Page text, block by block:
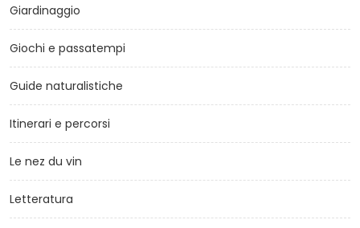
Giardinaggio
Giochi e passatempi
Guide naturalistiche
Itinerari e percorsi
Le nez du vin
Letteratura